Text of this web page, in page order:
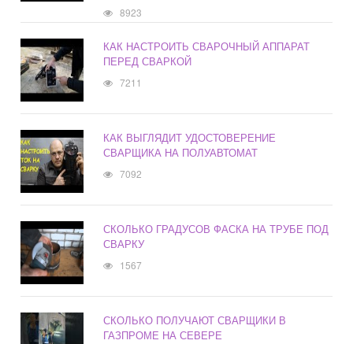
8923
КАК НАСТРОИТЬ СВАРОЧНЫЙ АППАРАТ
ПЕРЕД СВАРКОЙ
7211
КАК ВЫГЛЯДИТ УДОСТОВЕРЕНИЕ
СВАРЩИКА НА ПОЛУАВТОМАТ
7092
СКОЛЬКО ГРАДУСОВ ФАСКА НА ТРУБЕ ПОД
СВАРКУ
1567
СКОЛЬКО ПОЛУЧАЮТ СВАРЩИКИ В
ГАЗПРОМЕ НА СЕВЕРЕ